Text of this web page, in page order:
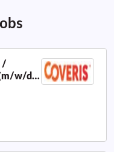
/
w/d)